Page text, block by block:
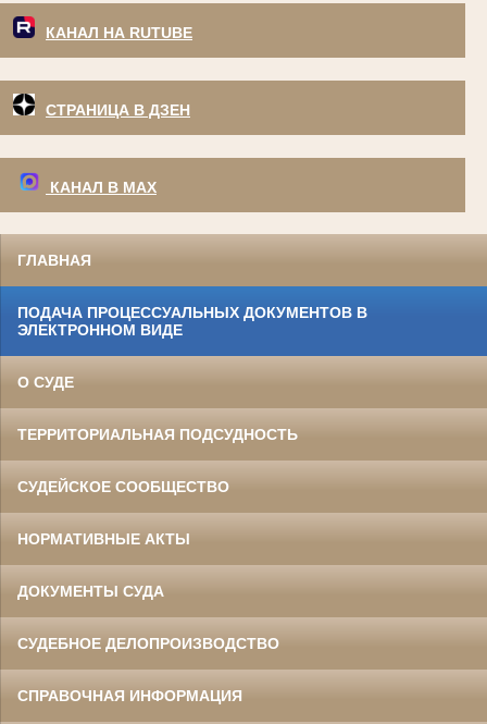
КАНАЛ НА RUTUBE
СТРАНИЦА В ДЗЕН
КАНАЛ В МАХ
ГЛАВНАЯ
ПОДАЧА ПРОЦЕССУАЛЬНЫХ ДОКУМЕНТОВ В
ЭЛЕКТРОННОМ ВИДЕ
О СУДЕ
ТЕРРИТОРИАЛЬНАЯ ПОДСУДНОСТЬ
СУДЕЙСКОЕ СООБЩЕСТВО
НОРМАТИВНЫЕ АКТЫ
ДОКУМЕНТЫ СУДА
СУДЕБНОЕ ДЕЛОПРОИЗВОДСТВО
СПРАВОЧНАЯ ИНФОРМАЦИЯ